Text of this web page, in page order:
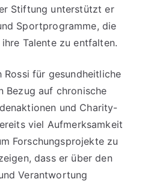
Stiftung unterstützt er
Sportprogramme, die
Talente zu entfalten.
für gesundheitliche
Bezug auf chronische
und Charity-
viel Aufmerksamkeit
Forschungsprojekte zu
dass er über den
Verantwortung